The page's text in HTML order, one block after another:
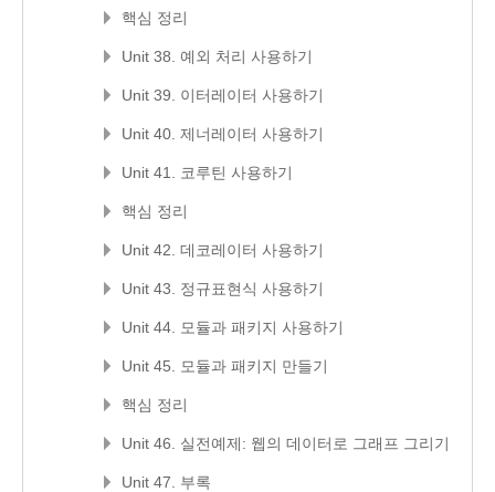
핵심 정리
Unit 38. 예외 처리 사용하기
Unit 39. 이터레이터 사용하기
Unit 40. 제너레이터 사용하기
Unit 41. 코루틴 사용하기
핵심 정리
Unit 42. 데코레이터 사용하기
Unit 43. 정규표현식 사용하기
Unit 44. 모듈과 패키지 사용하기
Unit 45. 모듈과 패키지 만들기
핵심 정리
Unit 46. 실전예제: 웹의 데이터로 그래프 그리기
Unit 47. 부록